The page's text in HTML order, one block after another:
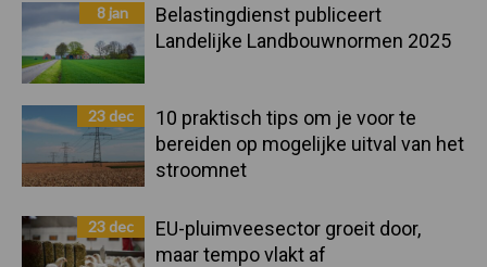
8 jan
Belastingdienst publiceert
Landelijke Landbouwnormen 2025
23 dec
10 praktisch tips om je voor te
bereiden op mogelijke uitval van het
stroomnet
23 dec
EU-pluimveesector groeit door,
maar tempo vlakt af